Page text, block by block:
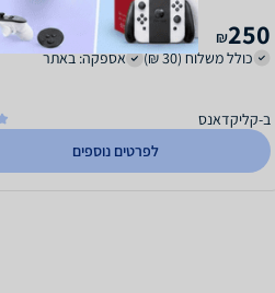
250
₪
כולל משלוח (30 ₪)
אספקה: באתר
ב-קליקדאנס
לפרטים נוספים